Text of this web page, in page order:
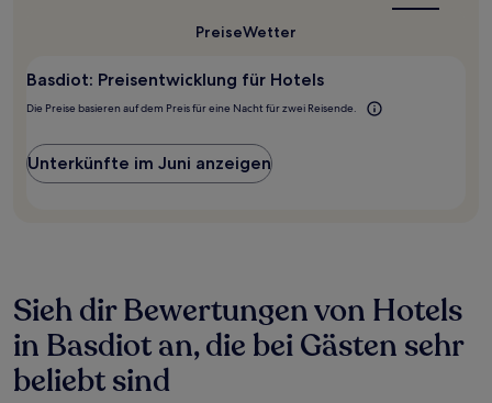
PreiseWetter
Basdiot: Preisentwicklung für Hotels
Die Preise basieren auf dem Preis für eine Nacht für zwei Reisende.
Unterkünfte im Juni anzeigen
Sieh dir Bewertungen von Hotels
in Basdiot an, die bei Gästen sehr
beliebt sind